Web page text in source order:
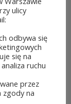
ulicy
odbywa się
się na
ruchu
przez
zgody na